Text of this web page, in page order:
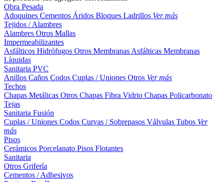
Obra Pesada
Adoquines Cementos Áridos Bloques Ladrillos Ver más
Tejidos / Alambres
Alambres Otros Mallas
Impermeabilizantes
Asfálticos Hidrófugos Otros Membranas Asfálticas Membranas
Líquidas
Sanitaria PVC
Anillos Caños Codos Cuplas / Uniones Otros Ver más
Techos
Chapas Metálicas Otros Chapas Fibra Vidrio Chapas Policarbonato
Tejas
Sanitaria Fusión
Cuplas / Uniones Codos Curvas / Sobrepasos Válvulas Tubos Ver
más
Pisos
Cerámicos Porcelanato Pisos Flotantes
Sanitaria
Otros Grifería
Cementos / Adhesivos